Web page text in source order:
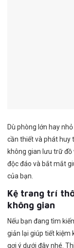
Dù phòng lớn hay
cần thiết và phát huy
không gian lưu trữ đồ
độc đáo và bắt mắt
của bạn.
Kệ trang trí
không gian
Nếu bạn đang tìm
giản lại giúp tiết kiệm
gợi ý dưới đây nhé.